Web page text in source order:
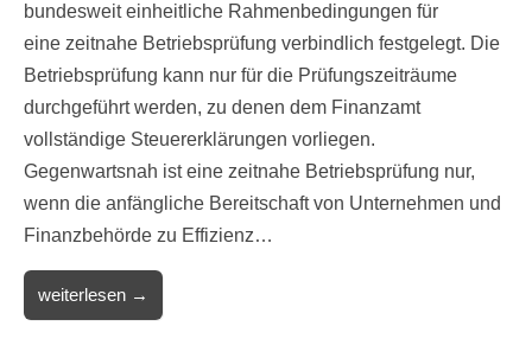
bundesweit einheitliche Rahmenbedingungen für
eine zeitnahe Betriebsprüfung verbindlich festgelegt. Die
Betriebsprüfung kann nur für die Prüfungszeiträume
durchgeführt werden, zu denen dem Finanzamt
vollständige Steuererklärungen vorliegen.
Gegenwartsnah ist eine zeitnahe Betriebsprüfung nur,
wenn die anfängliche Bereitschaft von Unternehmen und
Finanzbehörde zu Effizienz…
weiterlesen →